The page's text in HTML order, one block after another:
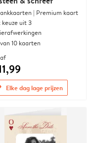
| Premium kaart
keuze uit 3
10 kaarten
Elke dag lage prijzen